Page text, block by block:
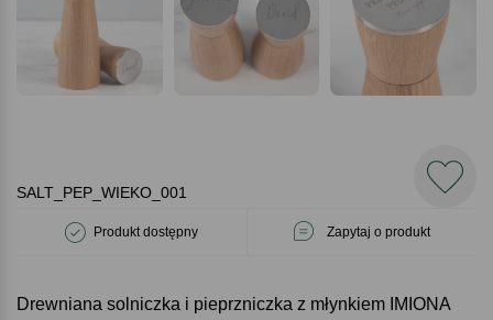
SALT_PEP_WIEKO_001
Produkt dostępny Zapytaj o produkt
Drewniana solniczka i pieprzniczka z młynkiem IMIONA